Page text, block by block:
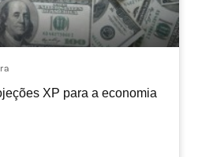
XP para a economia